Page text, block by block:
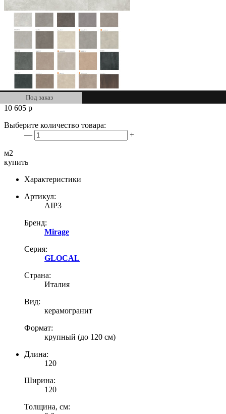
Под заказ
10 605 р
Выберите количество товара:
—
+
м2
купить
Характеристики
Артикул:
AIP3
Бренд:
Mirage
Серия:
GLOCAL
Страна:
Италия
Вид:
керамогранит
Формат:
крупный (до 120 см)
Длина:
120
Ширина:
120
Толщина, см: